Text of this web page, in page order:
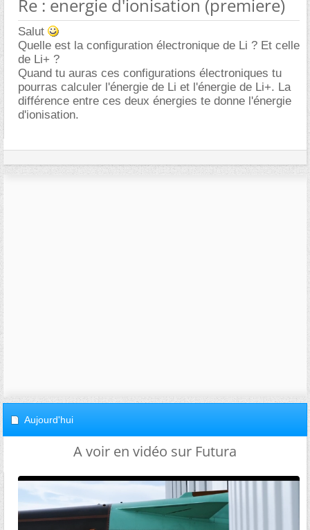
Re : energie d'ionisation (premiere)
Salut
Quelle est la configuration électronique de Li ? Et celle
de Li+ ?
Quand tu auras ces configurations électroniques tu
pourras calculer l'énergie de Li et l'énergie de Li+. La
différence entre ces deux énergies te donne l'énergie
d'ionisation.
Aujourd'hui
A voir en vidéo sur Futura